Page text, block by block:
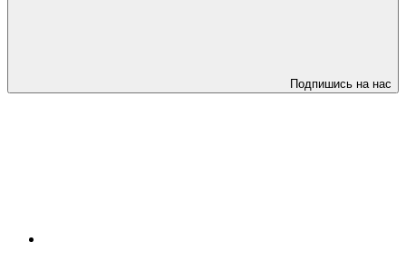
Подпишись на нас